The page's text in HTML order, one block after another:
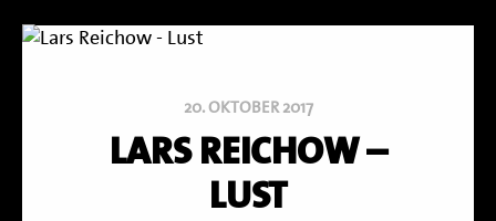
20. OKTOBER 2017
LARS REICHOW –
LUST